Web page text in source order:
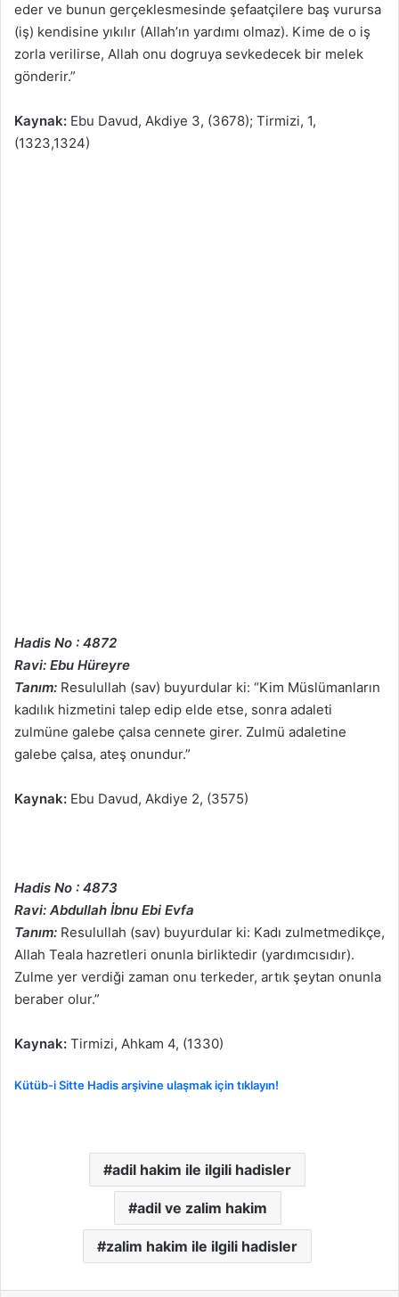
eder ve bunun gerçeklesmesinde şefaatçilere baş vurursa
(iş) kendisine yıkılır (Allah’ın yardımı olmaz). Kime de o iş
zorla verilirse, Allah onu dogruya sevkedecek bir melek
gönderir.”
Kaynak: Ebu Davud, Akdiye 3, (3678); Tirmizi, 1,
(1323,1324)
Hadis No : 4872
Ravi: Ebu Hüreyre
Tanım: Resulullah (sav) buyurdular ki: “Kim Müslümanların
kadılık hizmetini talep edip elde etse, sonra adaleti
zulmüne galebe çalsa cennete girer. Zulmü adaletine
galebe çalsa, ateş onundur.”
Kaynak: Ebu Davud, Akdiye 2, (3575)
Hadis No : 4873
Ravi: Abdullah İbnu Ebi Evfa
Tanım: Resulullah (sav) buyurdular ki: Kadı zulmetmedikçe,
Allah Teala hazretleri onunla birliktedir (yardımcısıdır).
Zulme yer verdiği zaman onu terkeder, artık şeytan onunla
beraber olur.”
Kaynak: Tirmizi, Ahkam 4, (1330)
Kütüb-i Sitte Hadis arşivine ulaşmak için tıklayın!
adil hakim ile ilgili hadisler
adil ve zalim hakim
zalim hakim ile ilgili hadisler